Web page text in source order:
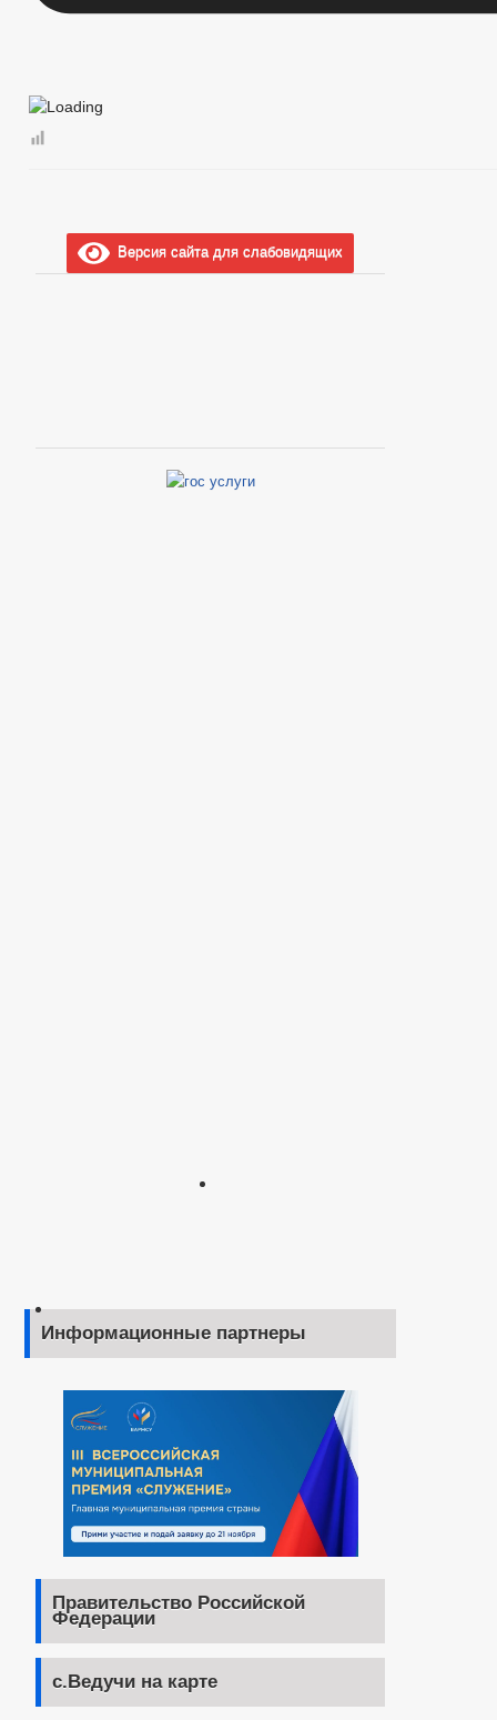
Версия сайта для слабовидящих
Информационные партнеры
Правительство Российской
Федерации
с.Ведучи на карте